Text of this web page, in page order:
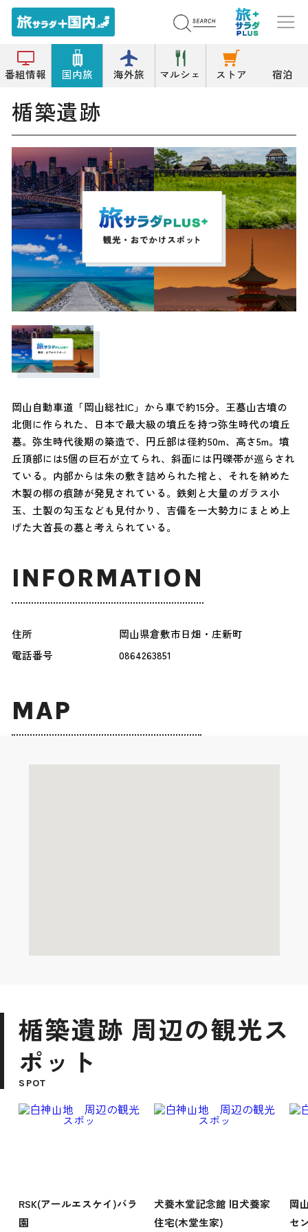
番組情報 国内旅 海外旅 マルシェ ストア 宿泊
トップ 遺跡/墓/古墳 楯築遺跡
楯築遺跡
岡山自動車道「岡山総社IC」から車で約15分。王墓山古墳の
北側に作られた、日本で最大級の墳丘を持つ弥生時代の墳丘
墓。弥生時代後期の築造で、円丘部は径約50m、高さ5m。墳
丘頂部には5個の巨石が立てられ、斜面には円礫帯が巡らされ
ている。内部からは朱の敷き詰められた棺と、それを納めた
木製の槨の痕跡が発見されている。鉄剣と大量のガラス小
玉、土製の勾玉なども見付かり、吉備を一大勢力にまとめ上
げた大首長の墓と考えられている。
INFORMATION
住所
岡山県倉敷市日畑・庄新町
電話番号
0864263851
MAP
楯築遺跡 周辺の観光ス
ポット
SPOT
RSK(アールエスケイ)バラ
園
犬養木堂記念館 旧犬養家
住宅(木堂生家)
岡
セ